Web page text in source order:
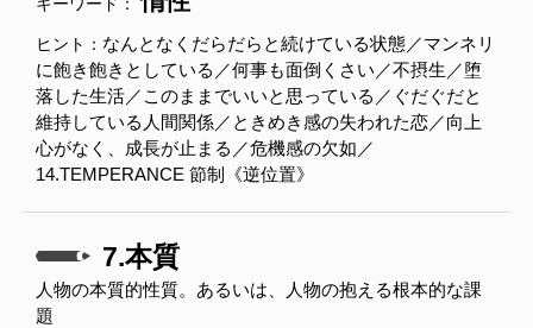
キーワード：
ヒント： なんとなくだらだらと続けている状態／マンネリ
に飽き飽きとしている／何事も面倒くさい／不摂生／堕
落した生活／このままでいいと思っている／ぐだぐだと
維持している人間関係／ときめき感の失われた恋／向上
心がなく、成長が止まる／危機感の欠如／
14.TEMPERANCE 節制《逆位置》
7.本質
人物の本質的性質。あるいは、人物の抱える根本的な課
題